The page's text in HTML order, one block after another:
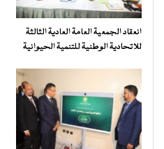
انعقاد الجمعية العامة العادية الثالثة
للاتحادية الوطنية للتنمية الحيوانية